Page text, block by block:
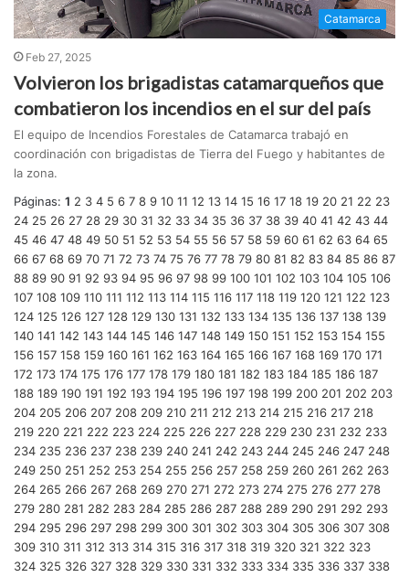
Catamarca
Feb 27, 2025
Volvieron los brigadistas catamarqueños que
combatieron los incendios en el sur del país
El equipo de Incendios Forestales de Catamarca trabajó en
coordinación con brigadistas de Tierra del Fuego y habitantes de
la zona.
Páginas: 1 2 3 4 5 6 7 8 9 10 11 12 13 14 15 16 17 18 19 20 21 22 23
24 25 26 27 28 29 30 31 32 33 34 35 36 37 38 39 40 41 42 43 44
45 46 47 48 49 50 51 52 53 54 55 56 57 58 59 60 61 62 63 64 65
66 67 68 69 70 71 72 73 74 75 76 77 78 79 80 81 82 83 84 85 86 87
88 89 90 91 92 93 94 95 96 97 98 99 100 101 102 103 104 105 106
107 108 109 110 111 112 113 114 115 116 117 118 119 120 121 122 123
124 125 126 127 128 129 130 131 132 133 134 135 136 137 138 139
140 141 142 143 144 145 146 147 148 149 150 151 152 153 154 155
156 157 158 159 160 161 162 163 164 165 166 167 168 169 170 171
172 173 174 175 176 177 178 179 180 181 182 183 184 185 186 187
188 189 190 191 192 193 194 195 196 197 198 199 200 201 202 203
204 205 206 207 208 209 210 211 212 213 214 215 216 217 218
219 220 221 222 223 224 225 226 227 228 229 230 231 232 233
234 235 236 237 238 239 240 241 242 243 244 245 246 247 248
249 250 251 252 253 254 255 256 257 258 259 260 261 262 263
264 265 266 267 268 269 270 271 272 273 274 275 276 277 278
279 280 281 282 283 284 285 286 287 288 289 290 291 292 293
294 295 296 297 298 299 300 301 302 303 304 305 306 307 308
309 310 311 312 313 314 315 316 317 318 319 320 321 322 323
324 325 326 327 328 329 330 331 332 333 334 335 336 337 338